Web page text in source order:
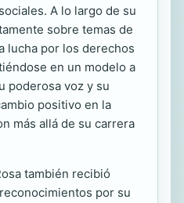
A lo largo de su
sobre temas de
lucha por los derechos
en un modelo a
poderosa voz y su
positivo en la
más allá de su carrera
también recibió
por su